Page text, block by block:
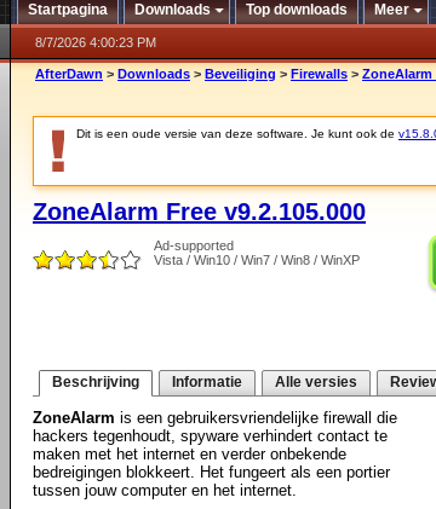
Startpagina Downloads Top downloads Meer
8/7/2026 4:00:23 PM
AfterDawn > Downloads > Beveiliging > Firewalls > ZoneAlarm
Dit is een oude versie van deze software. Je kunt ook de
ZoneAlarm Free v9.2.105.000
Ad-supported
Vista / Win10 / Win7 / Win8 / WinXP
Beschrijving Informatie Alle versies
ZoneAlarm is een gebruikersvriendelijke firewall die
hackers tegenhoudt, spyware verhindert contact te
maken met het internet en verder onbekende
bedreigingen blokkeert. Het fungeert als een portier
tussen jouw computer en het internet.